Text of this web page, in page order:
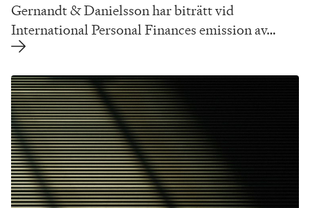
Gernandt & Danielsson har biträtt vid
International Personal Finances emission av…